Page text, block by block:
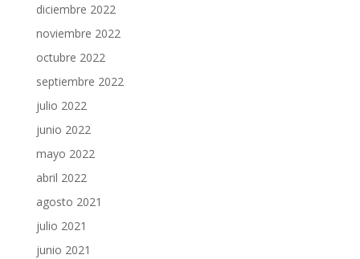
diciembre 2022
noviembre 2022
octubre 2022
septiembre 2022
julio 2022
junio 2022
mayo 2022
abril 2022
agosto 2021
julio 2021
junio 2021